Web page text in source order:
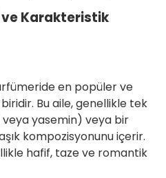
ve Karakteristik
en popüler ve
Bu aile, genellikle tek
yasemin) veya bir
kompozisyonunu içerir.
hafif, taze ve romantik